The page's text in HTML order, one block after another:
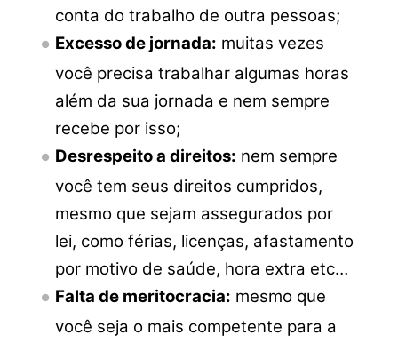
conta do trabalho de outra pessoas;
Excesso de jornada: muitas vezes
você precisa trabalhar algumas horas
além da sua jornada e nem sempre
recebe por isso;
Desrespeito a direitos: nem sempre
você tem seus direitos cumpridos,
mesmo que sejam assegurados por
lei, como férias, licenças, afastamento
por motivo de saúde, hora extra etc…
Falta de meritocracia: mesmo que
você seja o mais competente para a